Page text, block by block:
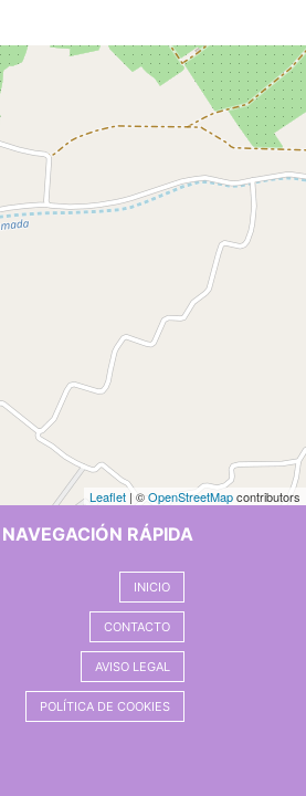
Leaflet | ©OpenStreetMapcontributors
NAVEGACIÓN RÁPIDA
INICIO
CONTACTO
AVISO LEGAL
POLÍTICA DE COOKIES